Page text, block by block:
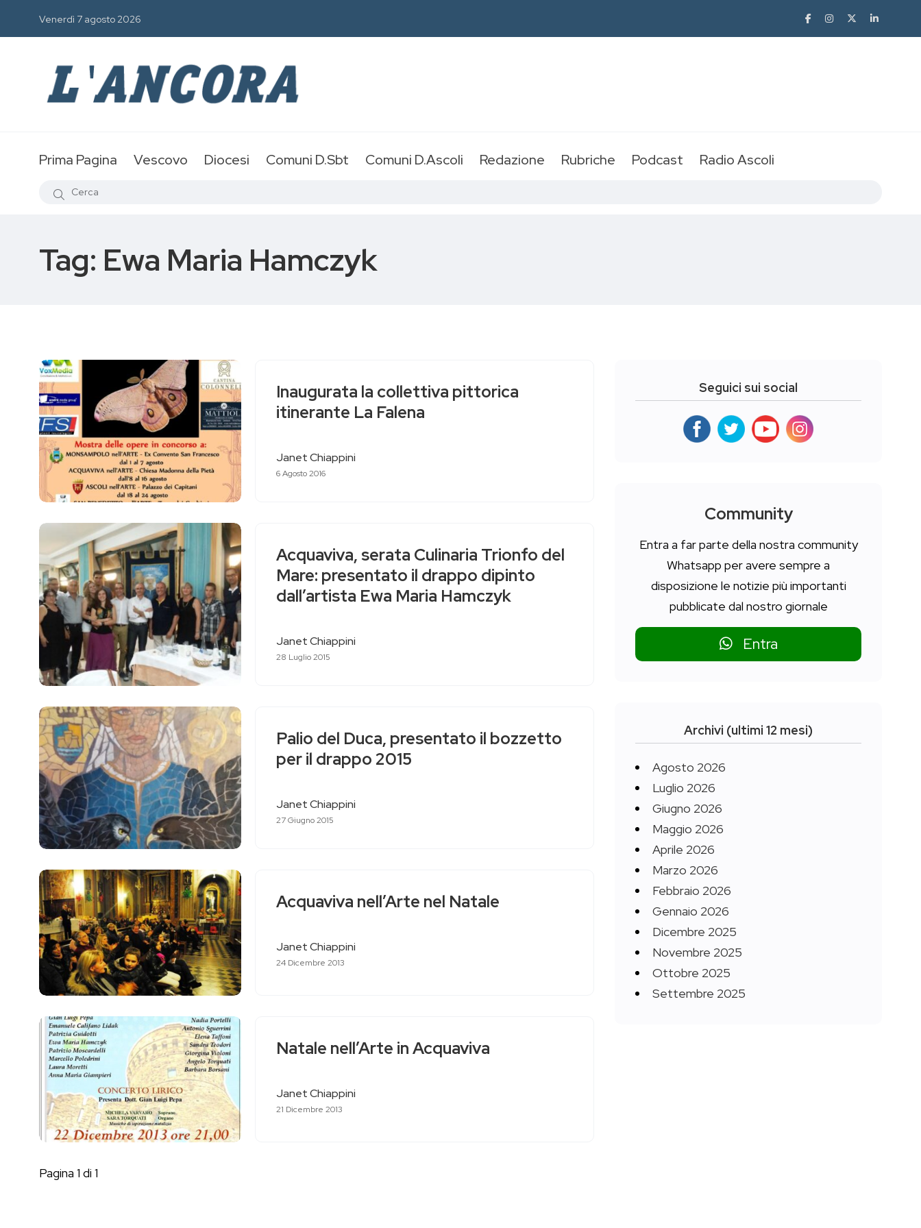
Venerdì 7 agosto 2026
Prima Pagina Vescovo Diocesi Comuni D.Sbt Comuni D.Ascoli Redazione Rubriche Podcast Radio Ascoli
Tag: Ewa Maria Hamczyk
Inaugurata la collettiva pittorica
itinerante La Falena
Janet Chiappini
6 Agosto 2016
Acquaviva, serata Culinaria Trionfo del
Mare: presentato il drappo dipinto
dall’artista Ewa Maria Hamczyk
Janet Chiappini
28 Luglio 2015
Palio del Duca, presentato il bozzetto
per il drappo 2015
Janet Chiappini
27 Giugno 2015
Acquaviva nell’Arte nel Natale
Janet Chiappini
24 Dicembre 2013
Natale nell’Arte in Acquaviva
Janet Chiappini
21 Dicembre 2013
Pagina 1 di 1
Seguici sui social
Community
Entra a far parte della nostra community
Whatsapp per avere sempre a
disposizione le notizie più importanti
pubblicate dal nostro giornale
Entra
Archivi (ultimi 12 mesi)
Agosto 2026
Luglio 2026
Giugno 2026
Maggio 2026
Aprile 2026
Marzo 2026
Febbraio 2026
Gennaio 2026
Dicembre 2025
Novembre 2025
Ottobre 2025
Settembre 2025